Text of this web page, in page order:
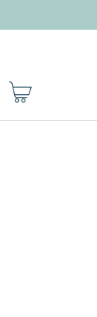
NÁKUPNÍ